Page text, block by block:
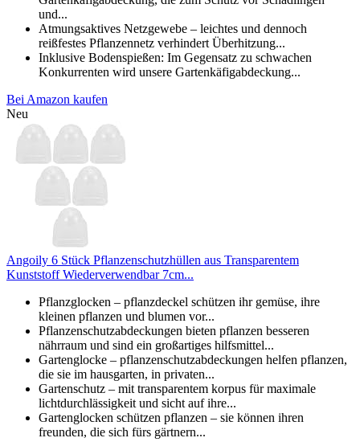
und...
Atmungsaktives Netzgewebe – leichtes und dennoch
reißfestes Pflanzennetz verhindert Überhitzung...
Inklusive Bodenspießen: Im Gegensatz zu schwachen
Konkurrenten wird unsere Gartenkäfigabdeckung...
Bei Amazon kaufen
Neu
Angoily 6 Stück Pflanzenschutzhüllen aus Transparentem
Kunststoff Wiederverwendbar 7cm...
Pflanzglocken – pflanzdeckel schützen ihr gemüse, ihre
kleinen pflanzen und blumen vor...
Pflanzenschutzabdeckungen bieten pflanzen besseren
nährraum und sind ein großartiges hilfsmittel...
Gartenglocke – pflanzenschutzabdeckungen helfen pflanzen,
die sie im hausgarten, in privaten...
Gartenschutz – mit transparentem korpus für maximale
lichtdurchlässigkeit und sicht auf ihre...
Gartenglocken schützen pflanzen – sie können ihren
freunden, die sich fürs gärtnern...